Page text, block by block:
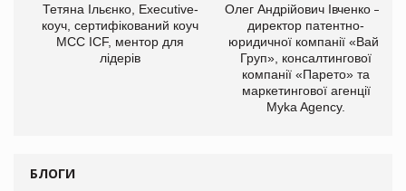
Тетяна Ільєнко, Executive-
коуч, сертифікований коуч
МСС ICF, ментор для
лідерів
Олег Андрійович Івченко —
директор патентно-
юридичної компанії «Вайз
Груп», консалтингової
компанії «Парето» та
маркетингової агенції
Myka Agency.
БЛОГИ